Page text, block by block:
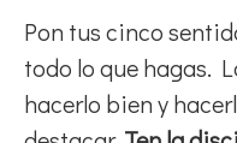
Pon tus cinco
todo lo que hagas.
hacerlo bien y